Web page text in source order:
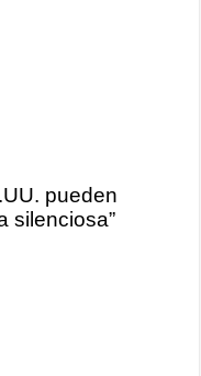
pueden
silenciosa”